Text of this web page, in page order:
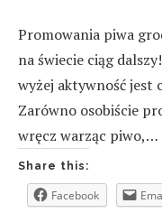
Promowania piwa
na świecie ciąg
wyżej aktywność jest
Zarówno osobiście
wręcz warząc piwo,…
Share this:
Facebook